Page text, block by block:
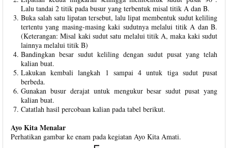
Lalu tandai 2 titik pada busur yang terbentuk misal titik A dan B.
Buka salah satu lipatan tersebut, lalu lipat membentuk sudut keliling
tertentu yang masing-masing kaki sudutnya melalui titik A dan B.
(Keterangan: Misal kaki sudut satu melalui titik A, maka kaki sudut
lainnya melalui titik B)
Bandingkan besar sudut keliling dengan sudut pusat yang telah
kalian buat.
Lakukan kembali langkah 1 sampai 4 untuk tiga sudut pusat
berbeda.
Gunakan busur derajat untuk mengukur besar sudut pusat yang
kalian buat.
Catatlah hasil percobaan kalian pada tabel berikut.
Ayo Kita Menalar
Perhatikan gambar ke enam pada kegiatan Ayo Kita Amati.